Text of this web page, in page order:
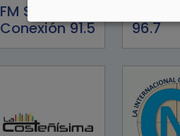
FM Stereo
Conexión 91.5
96.7